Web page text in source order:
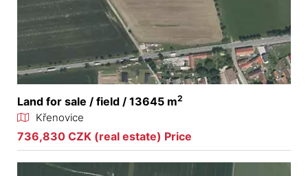
Land for sale / field / 13645 m2
Křenovice
736,830 CZK (real estate) Price